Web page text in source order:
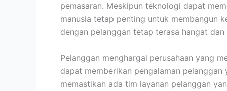
pemasaran. Meskipun teknologi dapat
manusia tetap penting untuk membangun
dengan pelanggan tetap terasa hangat dan
Pelanggan menghargai perusahaan yang
dapat memberikan pengalaman
memastikan ada tim layanan pelanggan